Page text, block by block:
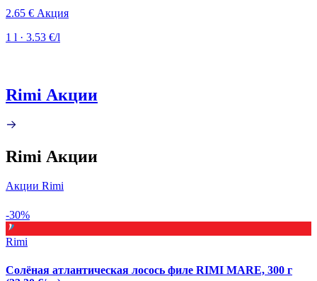
2.65 € Акция
1 l · 3.53 €/l
Rimi Акции
Rimi Акции
Акции Rimi
-30%
Rimi
Солёная атлантическая лосось филе RIMI MARE, 300 г